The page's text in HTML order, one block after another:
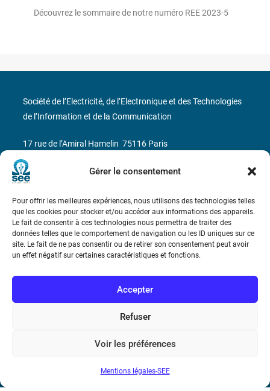
Gérer le consentement
Pour offrir les meilleures expériences, nous utilisons des technologies telles
que les cookies pour stocker et/ou accéder aux informations des appareils.
Le fait de consentir à ces technologies nous permettra de traiter des
données telles que le comportement de navigation ou les ID uniques sur ce
site. Le fait de ne pas consentir ou de retirer son consentement peut avoir
un effet négatif sur certaines caractéristiques et fonctions.
Accepter
Refuser
Voir les préférences
Mentions légales-SEE
Découvrez le sommaire de notre numéro REE 2023-5
Marie Ampère
Conditions Générales de Vente
Mentions légales
Société de l’Electricité, de l’Electronique et des Technologies
de l’Information et de la Communication
17 rue de l’Amiral Hamelin 75116 Paris
Métro : « Boissière » Ligne 6 et « Iéna » Ligne 9
Téléphone : (+33) 1 56 90 37 17
N° de SIREN : 785 393 232, Code APE : 9412Z TVA intra-
communautaire : FR44 785 393 232